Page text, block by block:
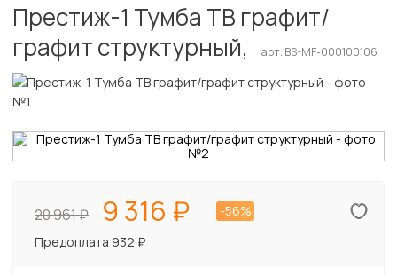
Престиж-1 Тумба ТВ графит/
графит структурный,
арт. BS-MF-000100106
20 961 9 316
-56%
Предоплата 932 ₽